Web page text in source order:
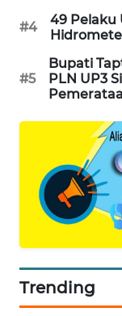
#4
49 Pelaku
#5
Bupati
PLN UP3
Trending
JURNAL
MARITIM
HUMBANG
NEWS
GARONGGANG
NEWS
FISUELRI
ID
NEWS